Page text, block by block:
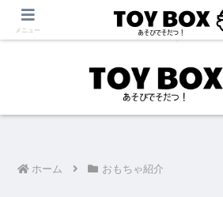
「あそび」をテーマに【育児・保育・療育
ホーム おもちゃ紹介
メニュー